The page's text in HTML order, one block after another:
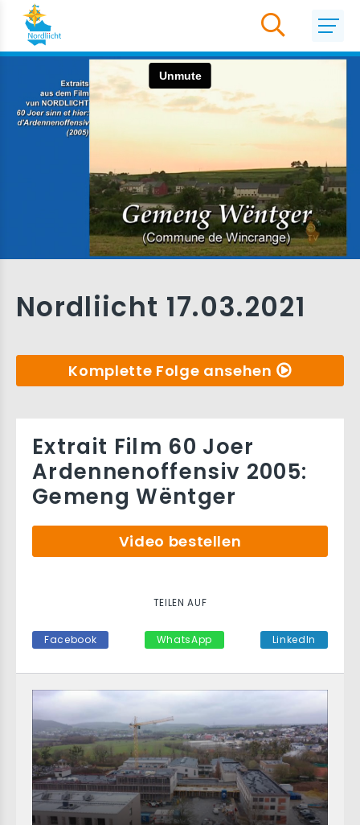
Nordliicht 17.03.2021
Komplette Folge ansehen
Extrait Film 60 Joer
Ardennenoffensiv 2005:
Gemeng Wëntger
Video bestellen
TEILEN AUF
Facebook WhatsApp LinkedIn